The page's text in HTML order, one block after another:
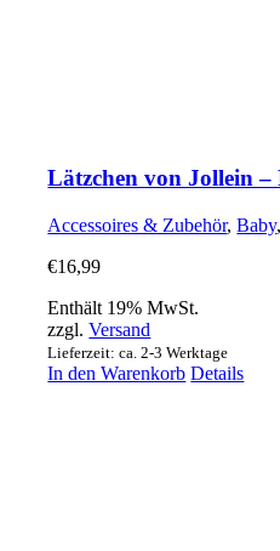
Lätzchen von Jollein –
Accessoires & Zubehör,Baby,
€16,99
Enthält 19% MwSt.
zzgl.Versand
Lieferzeit: ca. 2-3 Werktage
In den Warenkorb Details